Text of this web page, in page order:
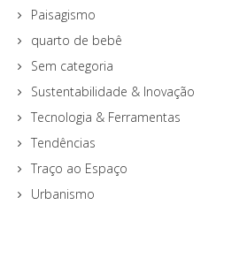
Paisagismo
quarto de bebê
Sem categoria
Sustentabilidade & Inovação
Tecnologia & Ferramentas
Tendências
Traço ao Espaço
Urbanismo